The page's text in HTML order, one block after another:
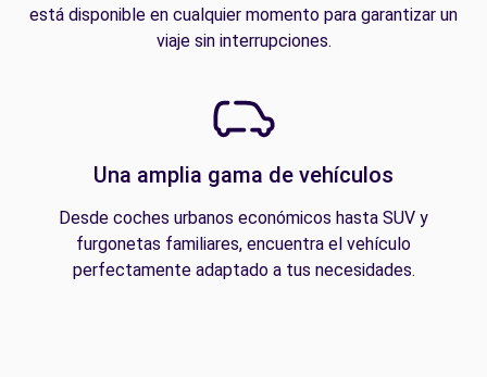
está disponible en cualquier momento para garantizar un
viaje sin interrupciones.
Una amplia gama de vehículos
Desde coches urbanos económicos hasta SUV y
furgonetas familiares, encuentra el vehículo
perfectamente adaptado a tus necesidades.